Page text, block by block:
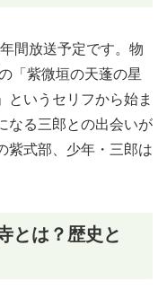
間放送予定です。物
「紫微垣の天蓬の星
というセリフから始ま
なる三郎との出会いが
紫式部、少年・三郎は
とは？歴史と